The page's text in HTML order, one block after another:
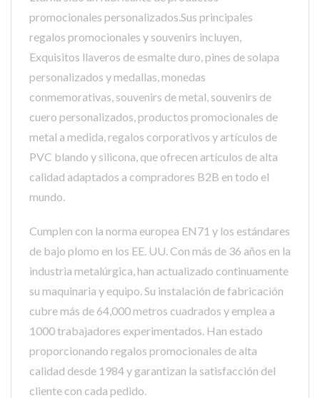
promocionales personalizados.Sus principales
regalos promocionales y souvenirs incluyen,
Exquisitos llaveros de esmalte duro, pines de solapa
personalizados y medallas, monedas
conmemorativas, souvenirs de metal, souvenirs de
cuero personalizados, productos promocionales de
metal a medida, regalos corporativos y artículos de
PVC blando y silicona, que ofrecen artículos de alta
calidad adaptados a compradores B2B en todo el
mundo.
Cumplen con la norma europea EN71 y los estándares
de bajo plomo en los EE. UU. Con más de 36 años en la
industria metalúrgica, han actualizado continuamente
su maquinaria y equipo. Su instalación de fabricación
cubre más de 64,000 metros cuadrados y emplea a
1000 trabajadores experimentados. Han estado
proporcionando regalos promocionales de alta
calidad desde 1984 y garantizan la satisfacción del
cliente con cada pedido.